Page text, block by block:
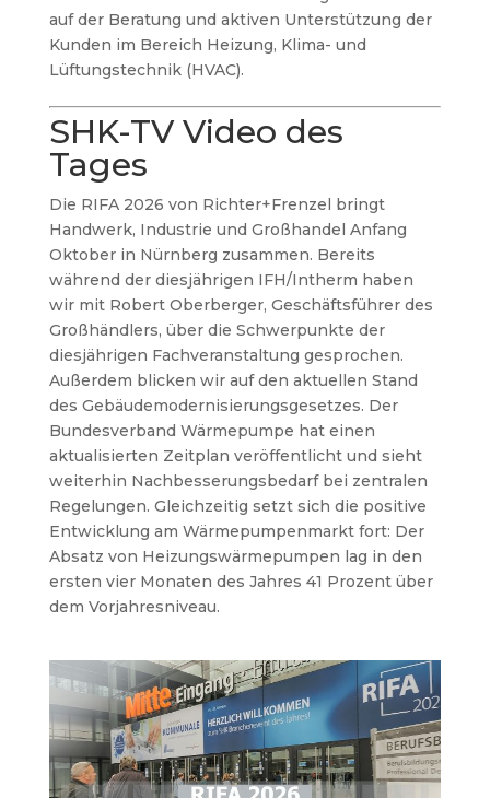
auf der Beratung und aktiven Unterstützung der
Kunden im Bereich Heizung, Klima- und
Lüftungstechnik (HVAC).
SHK-TV Video des
Tages
Die RIFA 2026 von Richter+Frenzel bringt
Handwerk, Industrie und Großhandel Anfang
Oktober in Nürnberg zusammen. Bereits
während der diesjährigen IFH/Intherm haben
wir mit Robert Oberberger, Geschäftsführer des
Großhändlers, über die Schwerpunkte der
diesjährigen Fachveranstaltung gesprochen.
Außerdem blicken wir auf den aktuellen Stand
des Gebäudemodernisierungsgesetzes. Der
Bundesverband Wärmepumpe hat einen
aktualisierten Zeitplan veröffentlicht und sieht
weiterhin Nachbesserungsbedarf bei zentralen
Regelungen. Gleichzeitig setzt sich die positive
Entwicklung am Wärmepumpenmarkt fort: Der
Absatz von Heizungswärmepumpen lag in den
ersten vier Monaten des Jahres 41 Prozent über
dem Vorjahresniveau.